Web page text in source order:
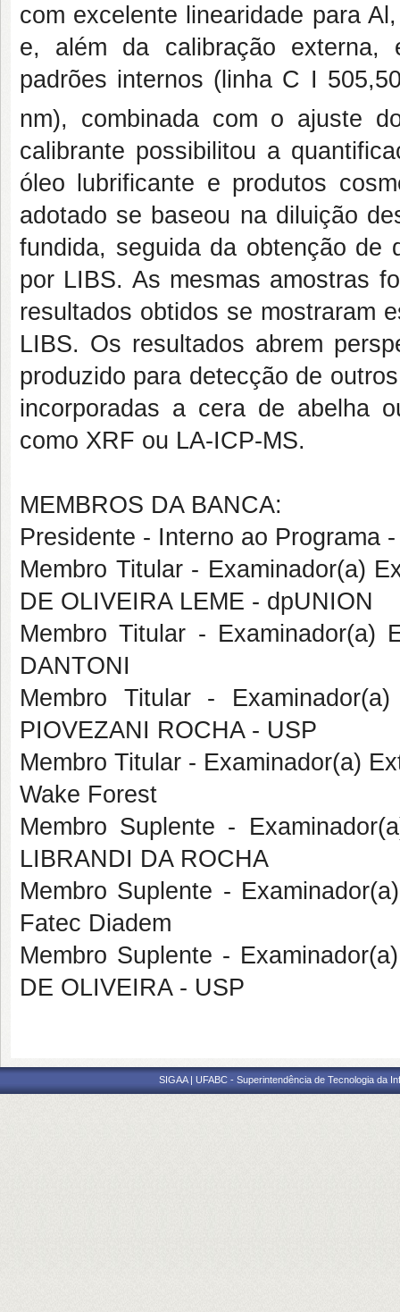
com excelente linearidade para
e, além da calibração externa,
padrões internos (linha C I
nm), combinada com o ajuste
calibrante possibilitou a
óleo lubrificante e produtos
adotado se baseou na diluição
fundida, seguida da obtenção de
por LIBS. As mesmas amostras
resultados obtidos se mostraram
LIBS. Os resultados abrem
produzido para detecção de
incorporadas a cera de abelha
como XRF ou LA-ICP-MS.
MEMBROS DA BANCA:
Presidente - Interno ao Programa
Membro Titular - Examinador(a)
DE OLIVEIRA LEME - dpUNION
Membro Titular - Examinador(a)
DANTONI
Membro Titular -
PIOVEZANI ROCHA - USP
Membro Titular - Examinador(a)
Wake Forest
Membro Suplente -
LIBRANDI DA ROCHA
Membro Suplente -
Fatec Diadem
Membro Suplente -
DE OLIVEIRA - USP
SIGAA | UFABC - Superintendência de Tecnologia da